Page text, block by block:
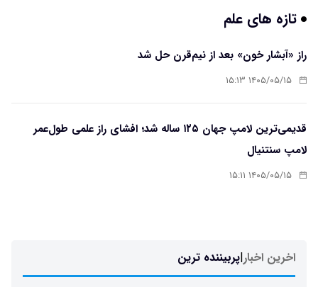
تازه های علم
راز «آبشار خون» بعد از نیم‌قرن حل شد
۱۴۰۵/۰۵/۱۵ ۱۵:۱۳
قدیمی‌ترین لامپ جهان ۱۲۵ ساله شد؛ افشای راز علمی طول‌عمر
لامپ سنتنیال
۱۴۰۵/۰۵/۱۵ ۱۵:۱۱
اخرین اخبار|پربیننده ترین